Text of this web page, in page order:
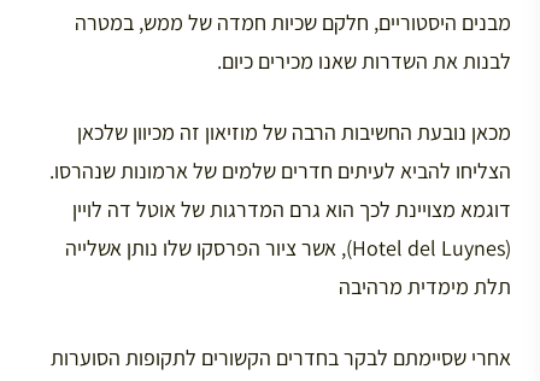
מבנים היסטוריים, חלקם שכיות חמדה של ממש, במטרה
לבנות את השדרות שאנו מכירים כיום.
מכאן נובעת החשיבות הרבה של מוזיאון זה מכיוון שלכאן
הצליחו להביא לעיתים חדרים שלמים של ארמונות שנהרסו.
דוגמא מצויינת לכך הוא גרם המדרגות של אוטל דה לויין
(Hotel del Luynes), אשר ציור הפרסקו שלו נותן אשלייה
תלת מימדית מרהיבה
אחרי שסיימתם לבקר בחדרים הקשורים לתקופות הסוערות